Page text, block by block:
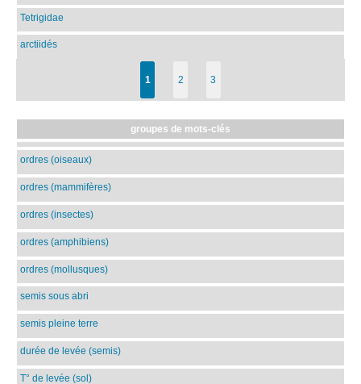
Tetrigidae
arctiidés
1 2 3
groupes de mots-clés
ordres (oiseaux)
ordres (mammifères)
ordres (insectes)
ordres (amphibiens)
ordres (mollusques)
semis sous abri
semis pleine terre
durée de levée (semis)
T° de levée (sol)